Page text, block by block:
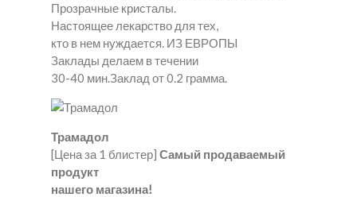
Прозрачные кристалы.
Настоящее лекарство для тех,
кто в нем нуждается. ИЗ ЕВРОПЫ
Заклады делаем в течении
30-40 мин.Заклад от 0.2 грамма.
Трамадол
[Цена за 1 блистер] Самый продаваемый
продукт
нашего магазина!